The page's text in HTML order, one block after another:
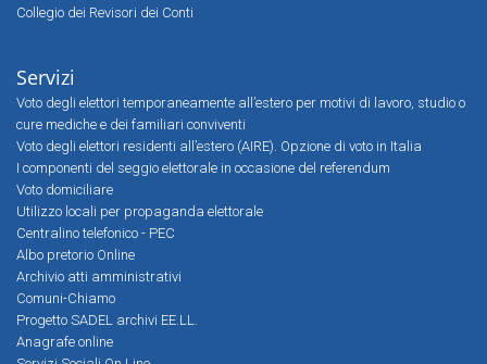
Collegio dei Revisori dei Conti
Servizi
Voto degli elettori temporaneamente all’estero per motivi di lavoro, studio o
cure mediche e dei familiari conviventi
Voto degli elettori residenti all’estero (AIRE). Opzione di voto in Italia
I componenti del seggio elettorale in occasione del referendum
Voto domiciliare
Utilizzo locali per propaganda elettorale
Centralino telefonico - PEC
Albo pretorio Online
Archivio atti amministrativi
Comuni-Chiamo
Progetto SADEL archivi EE.LL.
Anagrafe online